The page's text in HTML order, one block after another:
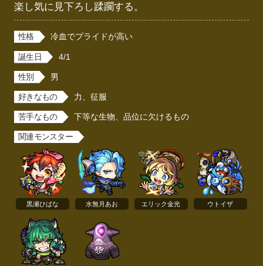
楽し気に見下ろし蹂躙する。
性格 冷血でプライドが高い
誕生日 4/1
性別 男
好きなもの 力、征服
苦手なもの 下等な生物、品位に欠けるもの
関連モンスター
黒瀬ひばな 水無月あお エリック金光 ウトイザ